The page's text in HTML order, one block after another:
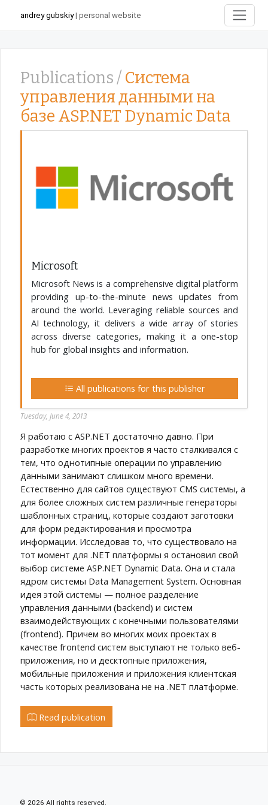
andrey gubskiy| personal website
Publications / Система
управления данными на
базе ASP.NET Dynamic Data
Microsoft
Microsoft News is a comprehensive digital platform
providing up-to-the-minute news updates from
around the world. Leveraging reliable sources and
AI technology, it delivers a wide array of stories
across diverse categories, making it a one-stop
hub for global insights and information.
All publications for this publisher
Tuesday, June 4, 2013
Я работаю с ASP.NET достаточно давно. При
разработке многих проектов я часто сталкивался с
тем, что однотипные операции по управлению
данными занимают слишком много времени.
Естественно для сайтов существуют CMS системы, а
для более сложных систем различные генераторы
шаблонных страниц, которые создают заготовки
для форм редактирования и просмотра
информации. Исследовав то, что существовало на
тот момент для .NET платформы я остановил свой
выбор системе ASP.NET Dynamic Data. Она и стала
ядром системы Data Management System. Основная
идея этой системы — полное разделение
управления данными (backend) и систем
взаимодействующих с конечными пользователями
(frontend). Причем во многих моих проектах в
качестве frontend систем выступают не только веб-
приложения, но и десктопные приложения,
мобильные приложения и приложения клиентская
часть которых реализована не на .NET платформе.
Read publication
© 2026 All rights reserved.